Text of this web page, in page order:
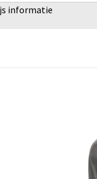
informatie